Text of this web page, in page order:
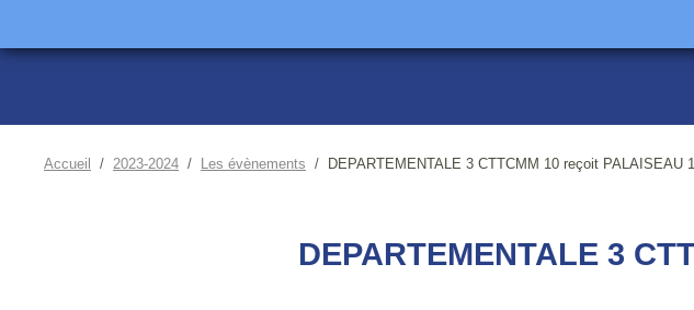
Accueil 2023-2024 Les évènements DEPARTEMENTALE 3 CTTCMM 10 reçoit PALAISEAU
DEPARTEMENTALE 3